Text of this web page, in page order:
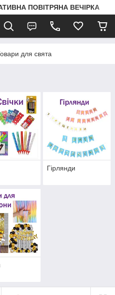
ПОВІТРЯНА ВЕЧІРКА
для свята
Гірлянди